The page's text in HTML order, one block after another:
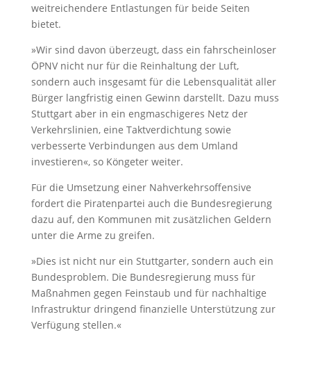
weitreichendere Entlastungen für beide Seiten
bietet.
»Wir sind davon überzeugt, dass ein fahrscheinloser
ÖPNV nicht nur für die Reinhaltung der Luft,
sondern auch insgesamt für die Lebensqualität aller
Bürger langfristig einen Gewinn darstellt. Dazu muss
Stuttgart aber in ein engmaschigeres Netz der
Verkehrslinien, eine Taktverdichtung sowie
verbesserte Verbindungen aus dem Umland
investieren«, so Köngeter weiter.
Für die Umsetzung einer Nahverkehrsoffensive
fordert die Piratenpartei auch die Bundesregierung
dazu auf, den Kommunen mit zusätzlichen Geldern
unter die Arme zu greifen.
»Dies ist nicht nur ein Stuttgarter, sondern auch ein
Bundesproblem. Die Bundesregierung muss für
Maßnahmen gegen Feinstaub und für nachhaltige
Infrastruktur dringend finanzielle Unterstützung zur
Verfügung stellen.«